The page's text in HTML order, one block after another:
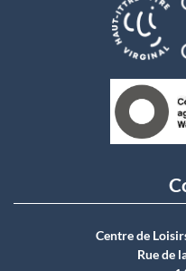
Centre de
Rue de